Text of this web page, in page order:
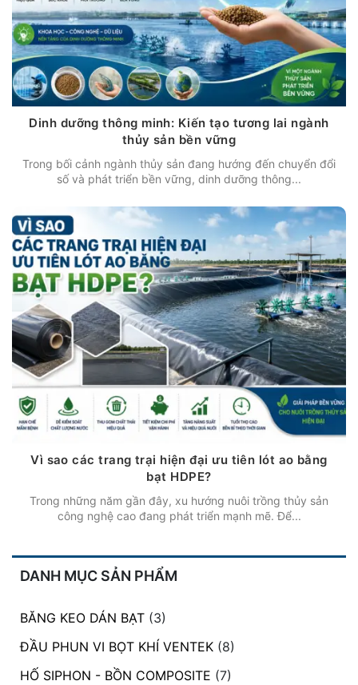
Dinh dưỡng thông minh: Kiến tạo tương lai ngành
thủy sản bền vững
Trong bối cảnh ngành thủy sản đang hướng đến chuyển đổi
số và phát triển bền vững, dinh dưỡng thông...
Vì sao các trang trại hiện đại ưu tiên lót ao bằng
bạt HDPE?
Trong những năm gần đây, xu hướng nuôi trồng thủy sản
công nghệ cao đang phát triển mạnh mẽ. Để...
DANH MỤC SẢN PHẨM
BĂNG KEO DÁN BẠT (3)
ĐẦU PHUN VI BỌT KHÍ VENTEK (8)
HỐ SIPHON - BỒN COMPOSITE (7)